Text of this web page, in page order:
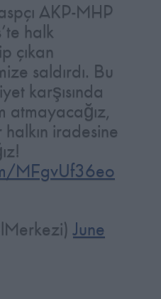
AKP-MHP
halk
çıkan
saldırdı. Bu
karşısında
atmayacağız,
iradesine
MFgvUf36eo
June